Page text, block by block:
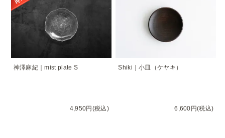
神澤麻紀｜mist plate S
4,950円(税込)
Shiki｜小皿（ケヤキ）
6,600円(税込)